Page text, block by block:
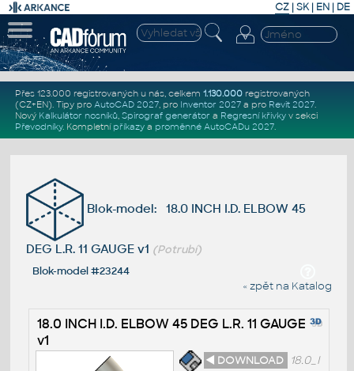
CZ | SK| EN | DE
Přes 123.000 registrovaných u nás, celkem 1.130.000registrovaných
(CZ+EN). Tipy pro AutoCAD 2027, pro Inventor 2027a pro Revit 2027.
Nový Kalkulátor nosníků, Spirograf generátor a Regresní křivkyv sekci
Převodníky. Kompletní příkazya proměnné AutoCADu 2027.
Blok-model: 18.0 INCH I.D. ELBOW 45
DEG L.R. 11 GAUGE v1 (Potrubí)
Blok-model #23244
« zpět na Katalog
18.0 INCH I.D. ELBOW 45 DEG L.R. 11 GAUGE
v1
◄ DOWNLOAD
18.0_I